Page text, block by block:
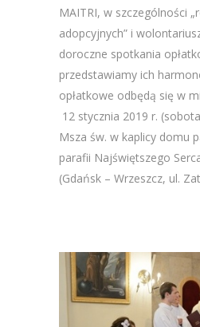
MAITRI, w szczególności
adopcyjnych” i
doroczne spotkania
przedstawiamy ich
opłatkowe odbędą się w
12 stycznia 2019 r.
Msza św. w kaplicy domu
parafii Najświętszego
(Gdańsk – Wrzeszcz, ul.